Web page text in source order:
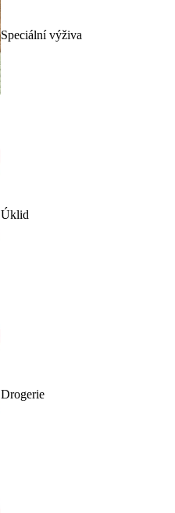
Speciální výživa
Úklid
Drogerie